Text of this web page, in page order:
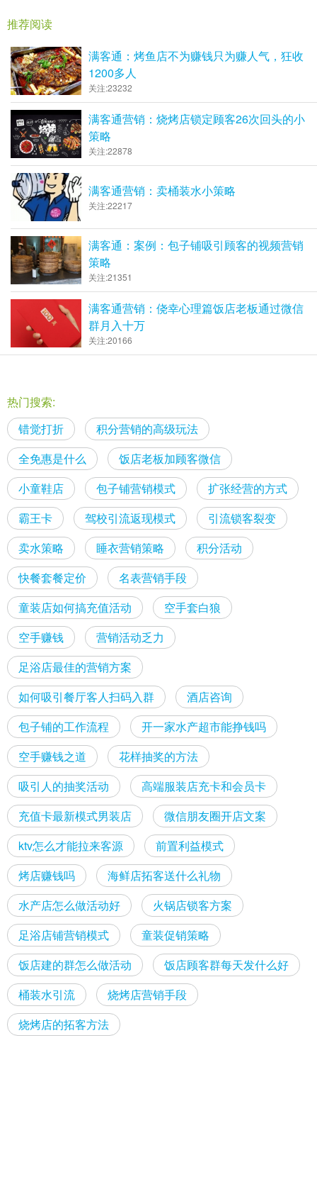
推荐阅读
满客通：烤鱼店不为赚钱只为赚人气，狂收
1200多人
关注:23232
满客通营销：烧烤店锁定顾客26次回头的小
策略
关注:22878
满客通营销：卖桶装水小策略
关注:22217
满客通：案例：包子铺吸引顾客的视频营销
策略
关注:21351
满客通营销：侥幸心理篇饭店老板通过微信
群月入十万
关注:20166
热门搜索:
错觉打折
积分营销的高级玩法
全免惠是什么
饭店老板加顾客微信
小童鞋店
包子铺营销模式
扩张经营的方式
霸王卡
驾校引流返现模式
引流锁客裂变
卖水策略
睡衣营销策略
积分活动
快餐套餐定价
名表营销手段
童装店如何搞充值活动
空手套白狼
空手赚钱
营销活动乏力
足浴店最佳的营销方案
如何吸引餐厅客人扫码入群
酒店咨询
包子铺的工作流程
开一家水产超市能挣钱吗
空手赚钱之道
花样抽奖的方法
吸引人的抽奖活动
高端服装店充卡和会员卡
充值卡最新模式男装店
微信朋友圈开店文案
ktv怎么才能拉来客源
前置利益模式
烤店赚钱吗
海鲜店拓客送什么礼物
水产店怎么做活动好
火锅店锁客方案
足浴店铺营销模式
童装促销策略
饭店建的群怎么做活动
饭店顾客群每天发什么好
桶装水引流
烧烤店营销手段
烧烤店的拓客方法